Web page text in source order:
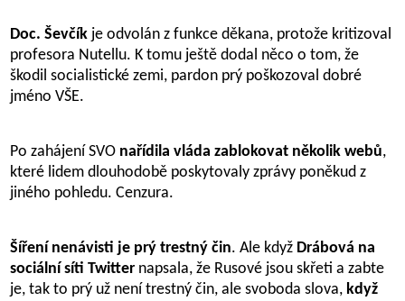
Doc. Ševčík je odvolán z funkce děkana, protože kritizoval
profesora Nutellu. K tomu ještě dodal něco o tom, že
škodil socialistické zemi, pardon prý poškozoval dobré
jméno VŠE.
Po zahájení SVO nařídila vláda zablokovat několik webů,
které lidem dlouhodobě poskytovaly zprávy poněkud z
jiného pohledu. Cenzura.
Šíření nenávisti je prý trestný čin. Ale když Drábová na
sociální síti Twitter napsala, že Rusové jsou skřeti a zabte
je, tak to prý už není trestný čin, ale svoboda slova, když